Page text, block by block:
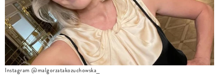
Instagram @malgorzatakozuchowska_